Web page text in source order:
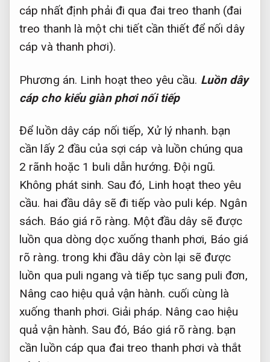
cáp nhất định phải đi qua đai treo thanh (đai
treo thanh là một chi tiết cần thiết để nối dây
cáp và thanh phơi).
Phương án. Linh hoạt theo yêu cầu. Luồn dây
cáp cho kiểu giàn phơi nối tiếp
Để luồn dây cáp nối tiếp, Xử lý nhanh. bạn
cần lấy 2 đầu của sợi cáp và luồn chúng qua
2 rãnh hoặc 1 buli dẫn hướng. Đội ngũ.
Không phát sinh. Sau đó, Linh hoạt theo yêu
cầu. hai đầu dây sẽ đi tiếp vào puli kép. Ngân
sách. Báo giá rõ ràng. Một đầu dây sẽ được
luồn qua dòng dọc xuống thanh phơi, Báo giá
rõ ràng. trong khi đầu dây còn lại sẽ được
luồn qua puli ngang và tiếp tục sang puli đơn,
Nâng cao hiệu quả vận hành. cuối cùng là
xuống thanh phơi. Giải pháp. Nâng cao hiệu
quả vận hành. Sau đó, Báo giá rõ ràng. bạn
cần luồn cáp qua đai treo thanh phơi và thắt